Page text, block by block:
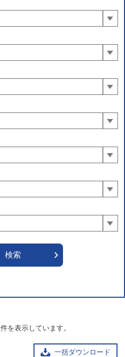
件を表示しています。
一括ダウンロード